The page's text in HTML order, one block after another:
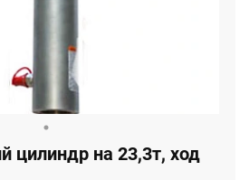
цилиндр на 23,3т, ход